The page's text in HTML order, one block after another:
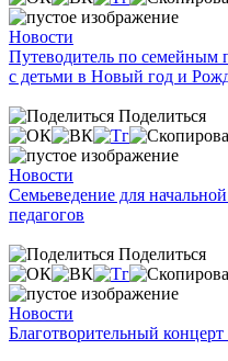
Новости
Путеводитель по семейным
с детьми в Новый год и
Поделиться
Новости
Семьеведение для
педагогов
Поделиться
Новости
Благотворительный